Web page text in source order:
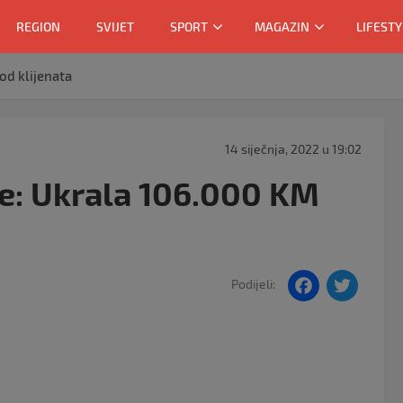
REGION SVIJET SPORT MAGAZIN
klijenata
14 siječnja, 2022 u 19:02
Ukrala 106.000 KM
Podijeli:
F